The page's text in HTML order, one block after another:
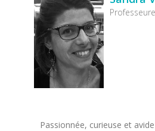
Passionnée, curieuse et